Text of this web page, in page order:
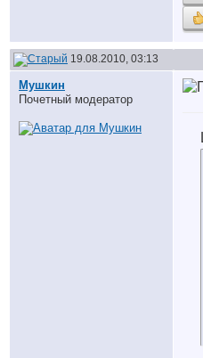
19.08.2010, 03:13
Мушкин
Почетный модератор